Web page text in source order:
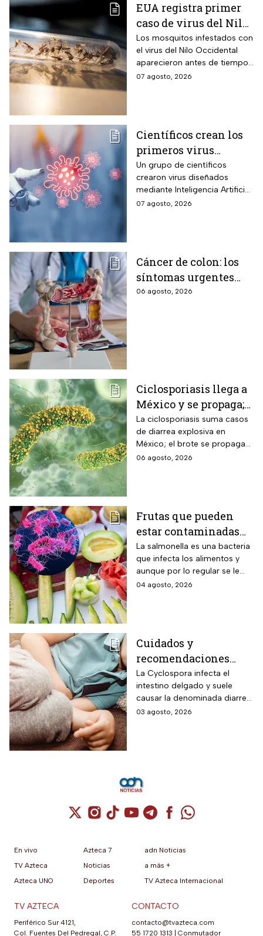
EUA registra primer
caso de virus del Nilo
Occidental de 2026
Los mosquitos infestados con
el virus del Nilo Occidental
aparecieron antes de tiempo
en EUA; ya se registró el
07 agosto, 2026
Científicos crean los
primeros virus
diseñados por la IA,
¿son peligrosos para
los humanos?
Un grupo de científicos
crearon virus diseñados
mediante Inteligencia Artificial
pero se han encendido las
07 agosto, 2026
Cáncer de colon: los
síntomas urgentes
que te advierten que
06 agosto, 2026
Ciclosporiasis llega a
México y se propaga;
activan protocolos
para revisar frutas y
verduras
La ciclosporiasis suma casos
de diarrea explosiva en
México; el brote se propaga
en el territorio nacional
06 agosto, 2026
Frutas que pueden
estar contaminadas
de salmonella y cómo
protegerte del
contagio
La salmonella es una bacteria
que infecta los alimentos y
aunque por lo regular se le
relaciona con el huevo,
04 agosto, 2026
Cuidados y
recomendaciones
para niños ante los
riesgos por cyclospora
La Cyclospora infecta el
intestino delgado y suele
causar la denominada diarrea
explosiva, de acuerdo con
03 agosto, 2026
Cuenta de X / Twitter (se abre en una
Cuenta de Instagram (se abre en una
Cuenta de TikTok (se abre en
Cuenta de YouTube (se abre
Cuenta de Telegram (se
Cuenta de
Cuenta de
En vivo
TV Azteca
Azteca UNO
Azteca 7
Noticias
Deportes
adn Noticias
a más +
TV Azteca Internacional
TV AZTECA
Periférico Sur 4121,
Col. Fuentes Del Pedregal, C.P.
CONTACTO
contacto@tvazteca.com
55 1720 1313
Conmutador